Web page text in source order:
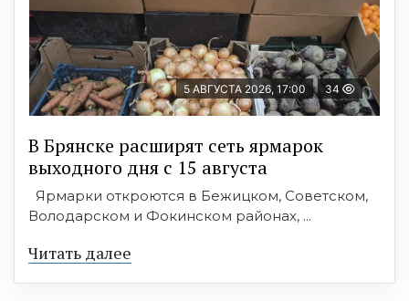
5 АВГУСТА 2026, 17:00 34
В Брянске расширят сеть ярмарок
выходного дня с 15 августа
Ярмарки откроются в Бежицком, Советском,
Володарском и Фокинском районах, ...
Читать далее